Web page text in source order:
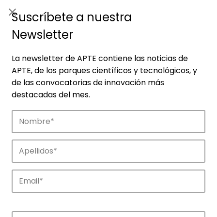
Agenda
Explora y descubre los eventos de APTE y
de sus parques científicos y
tecnológicos.
Suscríbete a nuestra
Newsletter
La newsletter de APTE contiene las noticias de
APTE, de los parques científicos y tecnológicos, y
de las convocatorias de innovación más
destacadas del mes.